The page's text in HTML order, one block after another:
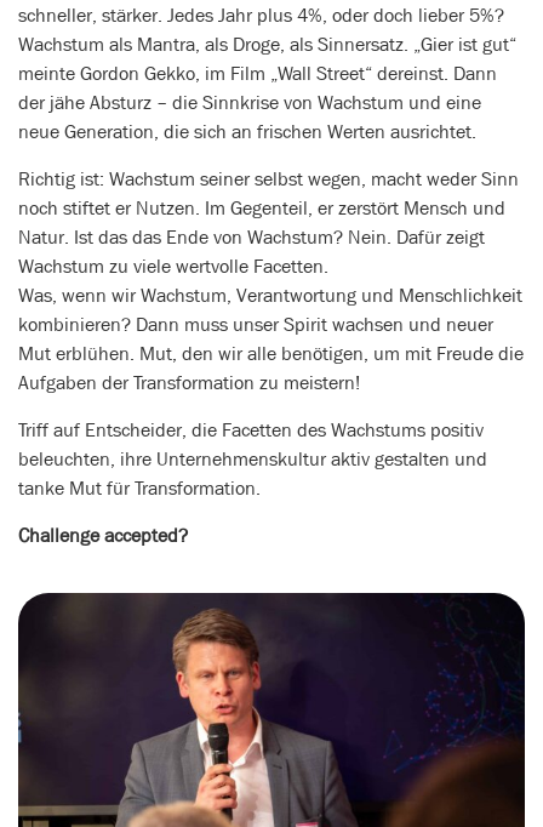
schneller, stärker. Jedes Jahr plus 4%, oder doch lieber 5%?
Wachstum als Mantra, als Droge, als Sinnersatz. „Gier ist gut“
meinte Gordon Gekko, im Film „Wall Street“ dereinst. Dann
der jähe Absturz – die Sinnkrise von Wachstum und eine
neue Generation, die sich an frischen Werten ausrichtet.
Richtig ist: Wachstum seiner selbst wegen, macht weder Sinn
noch stiftet er Nutzen. Im Gegenteil, er zerstört Mensch und
Natur. Ist das das Ende von Wachstum? Nein. Dafür zeigt
Wachstum zu viele wertvolle Facetten.
Was, wenn wir Wachstum, Verantwortung und Menschlichkeit
kombinieren? Dann muss unser Spirit wachsen und neuer
Mut erblühen. Mut, den wir alle benötigen, um mit Freude die
Aufgaben der Transformation zu meistern!
Triff auf Entscheider, die Facetten des Wachstums positiv
beleuchten, ihre Unternehmenskultur aktiv gestalten und
tanke Mut für Transformation.
Challenge accepted?